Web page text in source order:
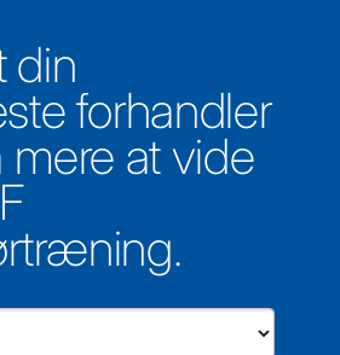
din
forhandler
mere at vide